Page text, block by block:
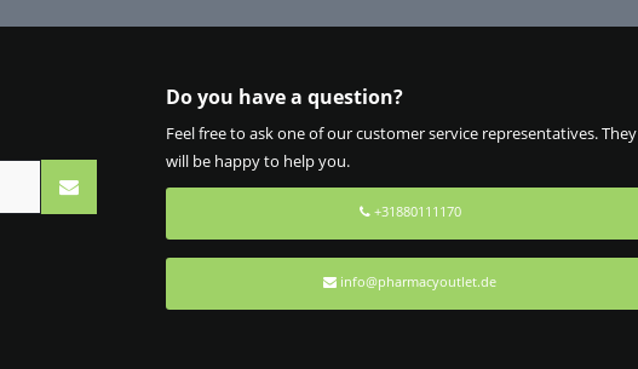
Do you have a question?
Feel free to ask one of our customer service representatives. They
will be happy to help you.
+31880111170
info@pharmacyoutlet.de